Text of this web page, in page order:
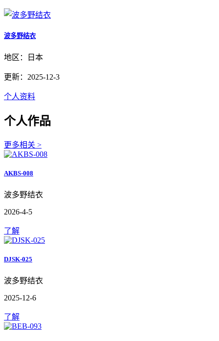
波多野结衣
地区：日本
更新：2025-12-3
个人资料
个人作品
更多相关 >
AKBS-008
波多野结衣
2026-4-5
了解
DJSK-025
波多野结衣
2025-12-6
了解